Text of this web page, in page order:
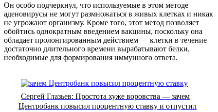
Он особо подчеркнул, что используемые в этом методе
аденовирусы не могут размножаться в живых клетках и никак
не угрожают организму. Кроме того, этот метод позволяет
обойтись однократным введением вакцины, поскольку она
обладает пролонгированным действием — клетки в течение
достаточно длительного времени вырабатывают белки,
необходимые для формирования иммунного ответа.
Сергей Глазьев: Простота хуже воровства — зачем
Центробанк повысил процентную ставку и отпустил